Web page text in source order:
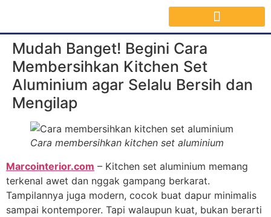
Mudah Banget! Begini Cara
Membersihkan Kitchen Set
Aluminium agar Selalu Bersih dan
Mengilap
Cara membersihkan kitchen set aluminium
Marcointerior.com – Kitchen set aluminium memang
terkenal awet dan nggak gampang berkarat.
Tampilannya juga modern, cocok buat dapur minimalis
sampai kontemporer. Tapi walaupun kuat, bukan berarti